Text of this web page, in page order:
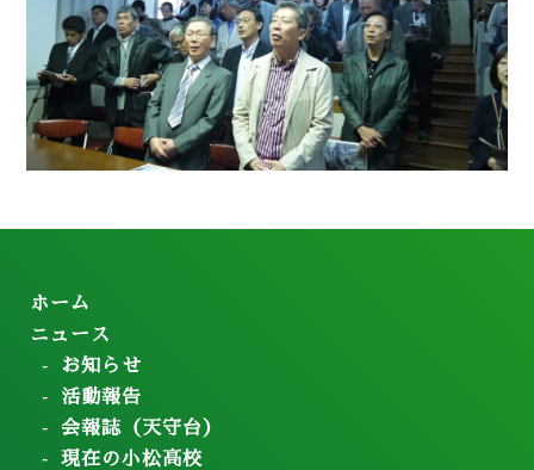
ホーム
ニュース
お知らせ
活動報告
会報誌（天守台）
現在の小松高校